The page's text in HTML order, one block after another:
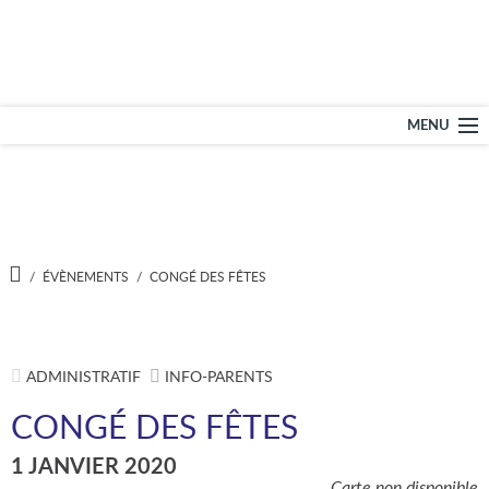
MENU
ADMISSION
DOCUMENTS
A
/ ÉVÈNEMENTS / CONGÉ DES FÊTES
ADMINISTRATIF INFO-PARENTS
CONGÉ DES FÊTES
1 JANVIER 2020